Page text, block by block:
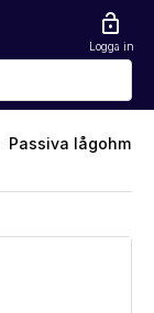
lock_open
Logga in
Passiva lågohm